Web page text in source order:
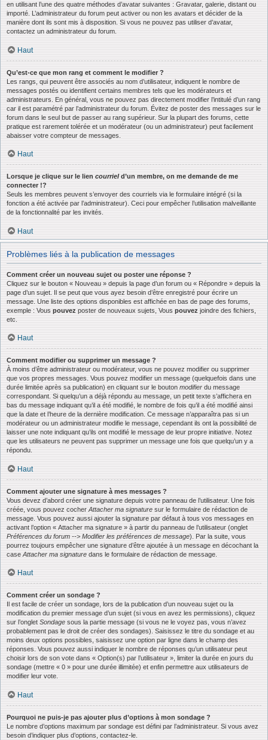
en utilisant l’une des quatre méthodes d’avatar suivantes : Gravatar, galerie, distant ou
importé. L’administrateur du forum peut activer ou non les avatars et décider de la
manière dont ils sont mis à disposition. Si vous ne pouvez pas utiliser d’avatar,
contactez un administrateur du forum.
Haut
Qu’est-ce que mon rang et comment le modifier ?
Les rangs, qui peuvent être associés au nom d’utilisateur, indiquent le nombre de
messages postés ou identifient certains membres tels que les modérateurs et
administrateurs. En général, vous ne pouvez pas directement modifier l’intitulé d’un rang
car il est paramétré par l’administrateur du forum. Évitez de poster des messages sur le
forum dans le seul but de passer au rang supérieur. Sur la plupart des forums, cette
pratique est rarement tolérée et un modérateur (ou un administrateur) peut facilement
abaisser votre compteur de messages.
Haut
Lorsque je clique sur le lien courrield’un membre, on me demande de me
connecter !?
Seuls les membres peuvent s’envoyer des courriels via le formulaire intégré (si la
fonction a été activée par l’administrateur). Ceci pour empêcher l’utilisation malveillante
de la fonctionnalité par les invités.
Haut
Problèmes liés à la publication de messages
Comment créer un nouveau sujet ou poster une réponse ?
Cliquez sur le bouton « Nouveau » depuis la page d’un forum ou « Répondre » depuis la
page d’un sujet. Il se peut que vous ayez besoin d’être enregistré pour écrire un
message. Une liste des options disponibles est affichée en bas de page des forums,
exemple : Vous pouvez poster de nouveaux sujets, Vous pouvez joindre des fichiers,
etc.
Haut
Comment modifier ou supprimer un message ?
À moins d’être administrateur ou modérateur, vous ne pouvez modifier ou supprimer
que vos propres messages. Vous pouvez modifier un message (quelquefois dans une
durée limitée après sa publication) en cliquant sur le bouton modifier du message
correspondant. Si quelqu’un a déjà répondu au message, un petit texte s’affichera en
bas du message indiquant qu’il a été modifié, le nombre de fois qu’il a été modifié ainsi
que la date et l’heure de la dernière modification. Ce message n’apparaîtra pas si un
modérateur ou un administrateur modifie le message, cependant ils ont la possibilité de
laisser une note indiquant qu’ils ont modifié le message de leur propre initiative. Notez
que les utilisateurs ne peuvent pas supprimer un message une fois que quelqu’un y a
répondu.
Haut
Comment ajouter une signature à mes messages ?
Vous devez d’abord créer une signature depuis votre panneau de l’utilisateur. Une fois
créée, vous pouvez cocher Attacher ma signature sur le formulaire de rédaction de
message. Vous pouvez aussi ajouter la signature par défaut à tous vos messages en
activant l’option « Attacher ma signature » à partir du panneau de l’utilisateur (onglet
Préférences du forum --> Modifier les préférences de message). Par la suite, vous
pourrez toujours empêcher une signature d’être ajoutée à un message en décochant la
case Attacher ma signature dans le formulaire de rédaction de message.
Haut
Comment créer un sondage ?
Il est facile de créer un sondage, lors de la publication d’un nouveau sujet ou la
modification du premier message d’un sujet (si vous en avez les permissions), cliquez
sur l’onglet Sondage sous la partie message (si vous ne le voyez pas, vous n’avez
probablement pas le droit de créer des sondages). Saisissez le titre du sondage et au
moins deux options possibles, saisissez une option par ligne dans le champ des
réponses. Vous pouvez aussi indiquer le nombre de réponses qu’un utilisateur peut
choisir lors de son vote dans « Option(s) par l’utilisateur », limiter la durée en jours du
sondage (mettre « 0 » pour une durée illimitée) et enfin permettre aux utilisateurs de
modifier leur vote.
Haut
Pourquoi ne puis-je pas ajouter plus d’options à mon sondage ?
Le nombre d’options maximum par sondage est défini par l’administrateur. Si vous avez
besoin d’indiquer plus d’options, contactez-le.